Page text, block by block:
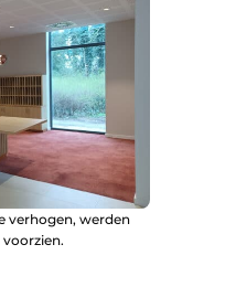
verhogen, werden